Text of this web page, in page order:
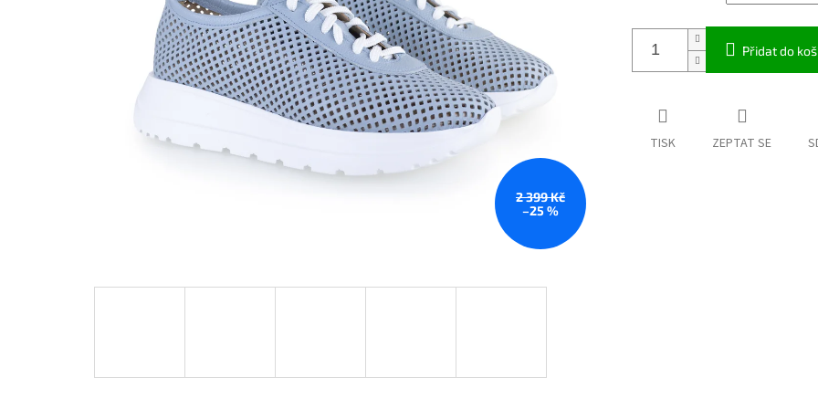
2 399 Kč
–25 %
Přidat do
TISK ZEPTAT SE